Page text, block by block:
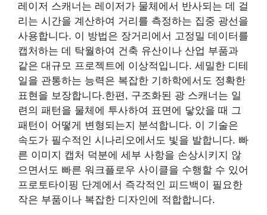
레이저 스캐너는 레이저가 물체에서 반사되는 데 걸
리는 시간을 계산하여 거리를 측정하는 집중 광선을
사용합니다. 이 방법은 장거리에서 고정밀 데이터를
캡처하는 데 탁월하여 건축 유산이나 산업 부품과
같은 대규모 프로젝트에 이상적입니다. 세밀한 디테
일을 관통하는 능력은 복잡한 기하학에서도 정확한
표현을 보장합니다.한편, 구조화된 광 스캐너는 일
련의 패턴을 물체에 투사하여 표면에 닿았을 때 그
패턴이 어떻게 변형되는지 분석합니다. 이 기술은
속도가 필수적인 시나리오에서도 빛을 발합니다. 빠
른 이미지 캡처 덕분에 세부 사항을 손상시키지 않
으면서도 빠른 워크플로우 사이클을 수행할 수 있어
프로토타이핑 단계에서 즉각적인 피드백이 필요한
작은 부품이나 복잡한 디자인에 적합합니다.